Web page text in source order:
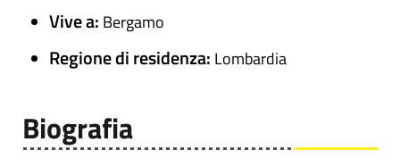
Vive a: Bergamo
Regione di residenza: Lombardia
Biografia